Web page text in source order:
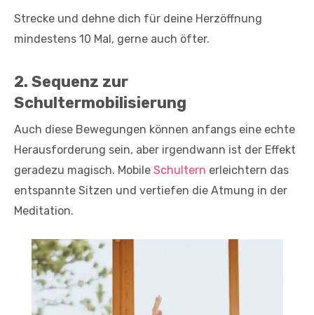
Strecke und dehne dich für deine Herzöffnung
mindestens 10 Mal, gerne auch öfter.
2. Sequenz zur
Schultermobilisierung
Auch diese Bewegungen können anfangs eine echte
Herausforderung sein, aber irgendwann ist der Effekt
geradezu magisch. Mobile Schultern erleichtern das
entspannte Sitzen und vertiefen die Atmung in der
Meditation.